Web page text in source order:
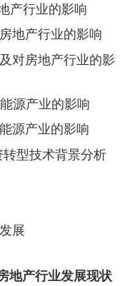
产行业的影响
地产行业的影响
对房地产行业的影
源产业的影响
源产业的影响
转型技术背景分析
展
地产行业发展现状